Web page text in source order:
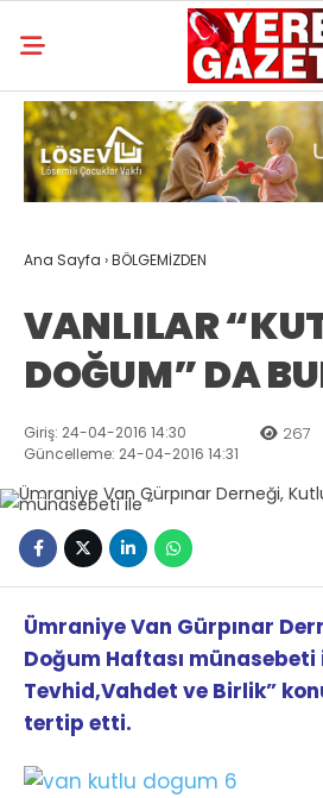
Ana Sayfa ›BÖLGEMİZDEN
VANLILAR
DOĞUM” DA
Giriş: 24-04-2016 14:30
Güncelleme: 24-04-2016 14:31
267
Ümraniye Van Gürpınar
Doğum Haftası münasebeti
Tevhid,Vahdet ve Birlik”
tertip etti.